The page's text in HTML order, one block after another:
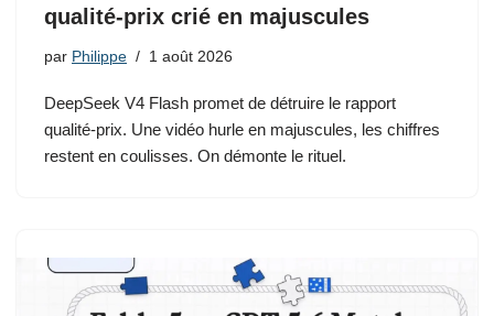
qualité-prix crié en majuscules
par Philippe 1 août 2026
DeepSeek V4 Flash promet de détruire le rapport
qualité-prix. Une vidéo hurle en majuscules, les chiffres
restent en coulisses. On démonte le rituel.